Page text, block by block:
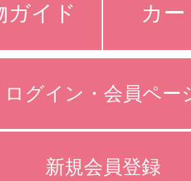
ガイド カ
ログイン・会員ペー
新規会員登録